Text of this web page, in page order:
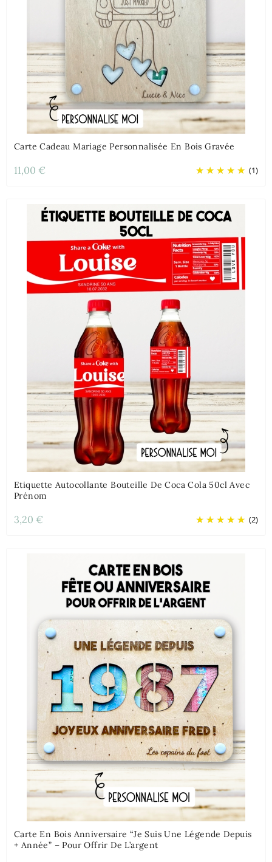
Carte Cadeau Mariage Personnalisée En Bois Gravée
(1)
11,00 €
Etiquette Autocollante Bouteille De Coca Cola 50cl Avec
Prénom
(2)
3,20 €
Carte En Bois Anniversaire “Je Suis Une Légende Depuis
+ Année” – Pour Offrir De L’argent